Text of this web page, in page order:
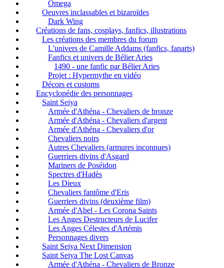
Omega
Oeuvres inclassables et bizaroïdes
Dark Wing
Créations de fans, cosplays, fanfics, illustrations
Les créations des membres du forum
L'univers de Camille Addams (fanfics, fanarts)
Fanfics et univers de Bélier Aries
1490 - une fanfic par Bélier Aries
Projet : Hypermythe en vidéo
Décors et customs
Encyclopédie des personnages
Saint Seiya
Armée d'Athéna - Chevaliers de bronze
Armée d'Athéna - Chevaliers d'argent
Armée d'Athéna - Chevaliers d'or
Chevaliers noirs
Autres Chevaliers (armures inconnues)
Guerriers divins d'Asgard
Mariners de Poséidon
Spectres d'Hadès
Les Dieux
Chevaliers fantôme d'Eris
Guerriers divins (deuxième film)
Armée d'Abel - Les Corona Saints
Les Anges Destructeurs de Lucifer
Les Anges Célestes d'Artémis
Personnages divers
Saint Seiya Next Dimension
Saint Seiya The Lost Canvas
Armée d'Athéna - Chevaliers de Bronze